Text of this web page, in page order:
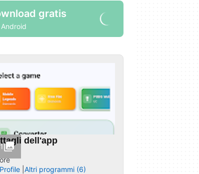
gratis
dell'app
Altri programmi (6)